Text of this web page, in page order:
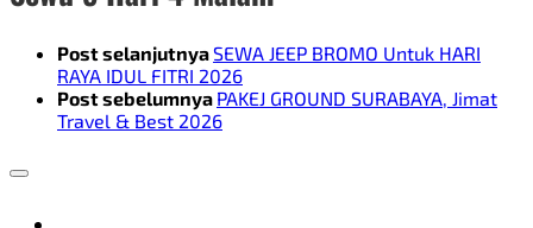
Post selanjutnyaSEWA JEEP BROMO Untuk HARI
RAYA IDUL FITRI 2026
Post sebelumnya PAKEJ GROUND SURABAYA, Jimat
Travel & Best 2026